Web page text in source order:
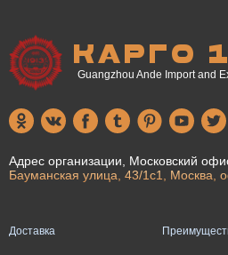
КАРГО
Guangzhou Ande Import and
Адрес организации, Московский
Бауманская улица, 43/1с1, Москва,
Доставка